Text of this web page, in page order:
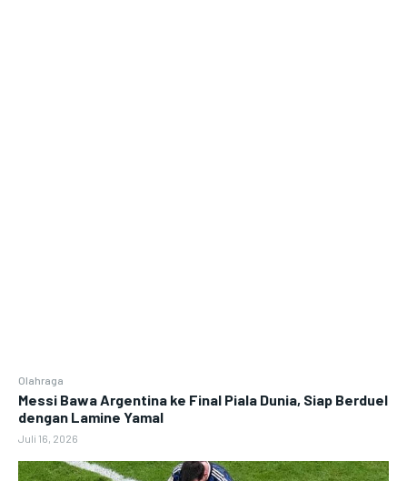
Olahraga
Messi Bawa Argentina ke Final Piala Dunia, Siap Berduel
dengan Lamine Yamal
Juli 16, 2026